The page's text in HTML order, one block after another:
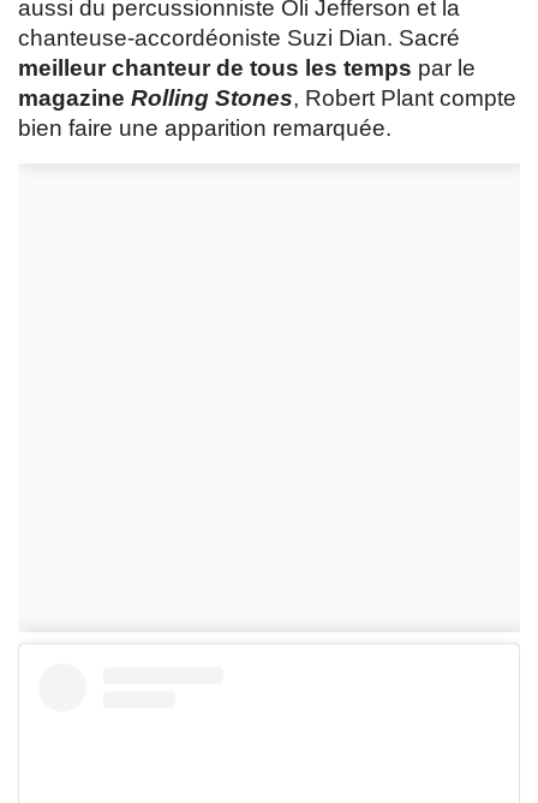
aussi du percussionniste Oli Jefferson et la
chanteuse-accordéoniste Suzi Dian. Sacré
meilleur chanteur de tous les temps par le
magazine Rolling Stones, Robert Plant compte
bien faire une apparition remarquée.